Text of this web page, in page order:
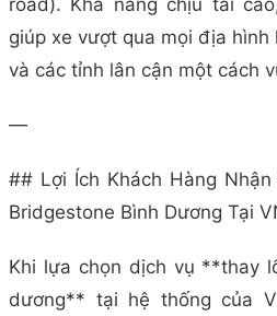
road). Khả năng chịu tải
giúp xe vượt qua mọi địa hình
và các tỉnh lân cận một cách
—
## Lợi Ích Khách Hàng
Bridgestone Bình Dương Tại
Khi lựa chọn dịch vụ **thay
dương** tại hệ thống của